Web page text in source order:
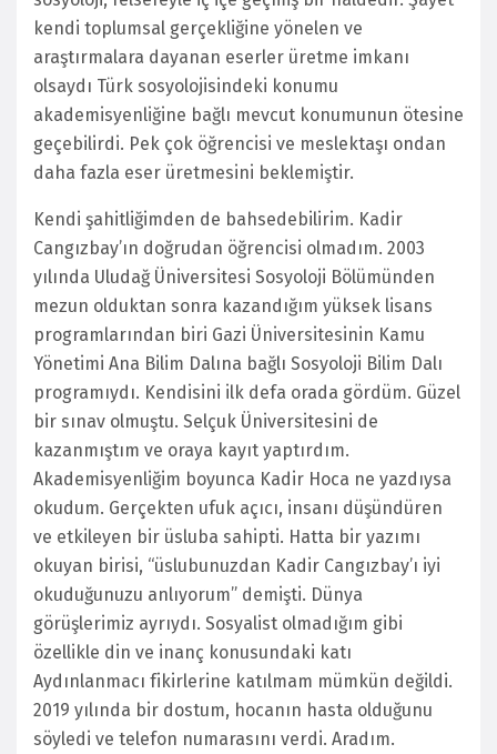
kendi toplumsal gerçekliğine yönelen ve
araştırmalara dayanan eserler üretme imkanı
olsaydı Türk sosyolojisindeki konumu
akademisyenliğine bağlı mevcut konumunun ötesine
geçebilirdi. Pek çok öğrencisi ve meslektaşı ondan
daha fazla eser üretmesini beklemiştir.
Kendi şahitliğimden de bahsedebilirim. Kadir
Cangızbay’ın doğrudan öğrencisi olmadım. 2003
yılında Uludağ Üniversitesi Sosyoloji Bölümünden
mezun olduktan sonra kazandığım yüksek lisans
programlarından biri Gazi Üniversitesinin Kamu
Yönetimi Ana Bilim Dalına bağlı Sosyoloji Bilim Dalı
programıydı. Kendisini ilk defa orada gördüm. Güzel
bir sınav olmuştu. Selçuk Üniversitesini de
kazanmıştım ve oraya kayıt yaptırdım.
Akademisyenliğim boyunca Kadir Hoca ne yazdıysa
okudum. Gerçekten ufuk açıcı, insanı düşündüren
ve etkileyen bir üsluba sahipti. Hatta bir yazımı
okuyan birisi, “üslubunuzdan Kadir Cangızbay’ı iyi
okuduğunuzu anlıyorum” demişti. Dünya
görüşlerimiz ayrıydı. Sosyalist olmadığım gibi
özellikle din ve inanç konusundaki katı
Aydınlanmacı fikirlerine katılmam mümkün değildi.
2019 yılında bir dostum, hocanın hasta olduğunu
söyledi ve telefon numarasını verdi. Aradım.